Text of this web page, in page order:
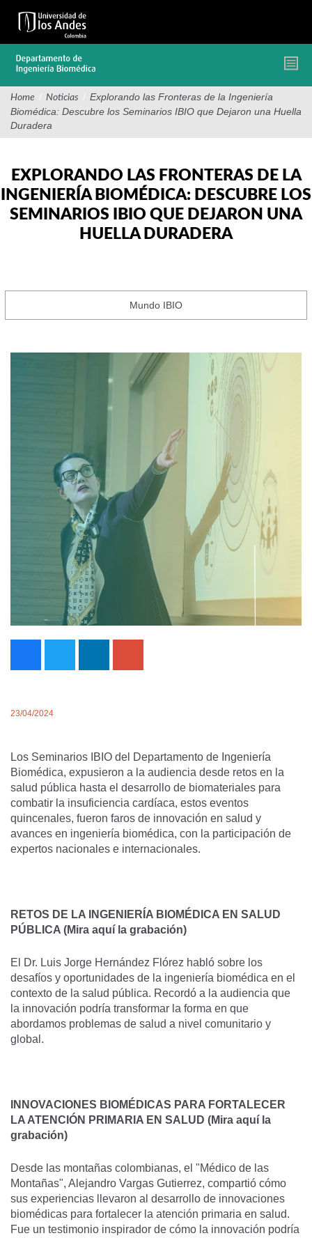
contenido
Home / Noticias / Explorando las Fronteras de la Ingeniería
Biomédica: Descubre los Seminarios IBIO que Dejaron una Huella
Duradera
EXPLORANDO LAS FRONTERAS DE LA
INGENIERÍA BIOMÉDICA: DESCUBRE LOS
SEMINARIOS IBIO QUE DEJARON UNA
HUELLA DURADERA
Mundo IBIO
23/04/2024
Los Seminarios IBIO del Departamento de Ingeniería
Biomédica, expusieron a la audiencia desde retos en la
salud pública hasta el desarrollo de biomateriales para
combatir la insuficiencia cardíaca, estos eventos
quincenales, fueron faros de innovación en salud y
avances en ingeniería biomédica, con la participación de
expertos nacionales e internacionales.
RETOS DE LA INGENIERÍA BIOMÉDICA EN SALUD
PÚBLICA (Mira aquí la grabación)
El Dr. Luis Jorge Hernández Flórez habló sobre los
desafíos y oportunidades de la ingeniería biomédica en el
contexto de la salud pública. Recordó a la audiencia que
la innovación podría transformar la forma en que
abordamos problemas de salud a nivel comunitario y
global.
INNOVACIONES BIOMÉDICAS PARA FORTALECER
LA ATENCIÓN PRIMARIA EN SALUD (Mira aquí la
grabación)
Desde las montañas colombianas, el "Médico de las
Montañas", Alejandro Vargas Gutierrez, compartió cómo
sus experiencias llevaron al desarrollo de innovaciones
biomédicas para fortalecer la atención primaria en salud.
Fue un testimonio inspirador de cómo la innovación podría